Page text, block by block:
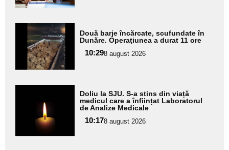
Adaugă
aici textul
pentru
subtitlu
Două barje încărcate, scufundate în
Dunăre. Operaţiunea a durat 11 ore
10:298 august 2026
aici textul
pentru
subtitlu
Doliu la SJU. S-a stins din viață
medicul care a înființat Laboratorul
de Analize Medicale
10:178 august 2026